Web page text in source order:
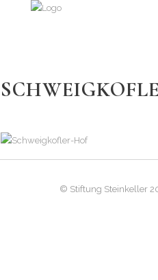
© Stiftung Steinkeller